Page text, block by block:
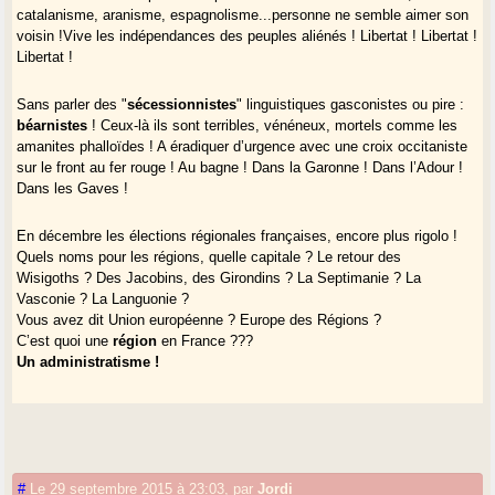
catalanisme, aranisme, espagnolisme...personne ne semble aimer son
voisin !Vive les indépendances des peuples aliénés ! Libertat ! Libertat !
Libertat !
Sans parler des "sécessionnistes" linguistiques gasconistes ou pire :
béarnistes ! Ceux-là ils sont terribles, vénéneux, mortels comme les
amanites phalloïdes ! A éradiquer d’urgence avec une croix occitaniste
sur le front au fer rouge ! Au bagne ! Dans la Garonne ! Dans l’Adour !
Dans les Gaves !
En décembre les élections régionales françaises, encore plus rigolo !
Quels noms pour les régions, quelle capitale ? Le retour des
Wisigoths ? Des Jacobins, des Girondins ? La Septimanie ? La
Vasconie ? La Languonie ?
Vous avez dit Union européenne ? Europe des Régions ?
C’est quoi unerégion en France ???
Un administratisme !
# Le 29 septembre 2015 à 23:03, parJordi